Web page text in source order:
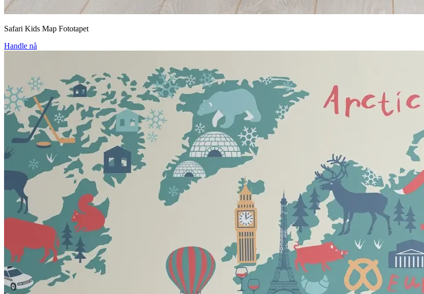
Safari Kids Map Fototapet
Handle nå